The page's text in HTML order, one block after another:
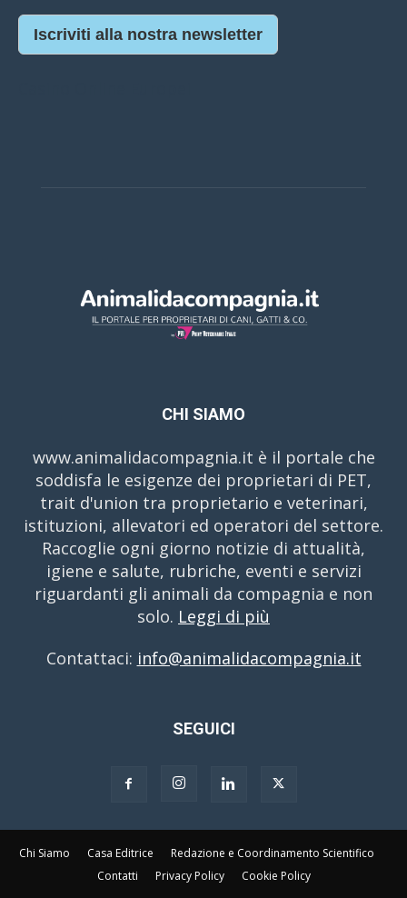
Iscriviti alla nostra newsletter
CHI SIAMO
www.animalidacompagnia.it è il portale che
soddisfa le esigenze dei proprietari di PET,
trait d'union tra proprietario e veterinari,
istituzioni, allevatori ed operatori del settore.
Raccoglie ogni giorno notizie di attualità,
igiene e salute, rubriche, eventi e servizi
riguardanti gli animali da compagnia e non
solo. Leggi di più
Contattaci: info@animalidacompagnia.it
SEGUICI
Chi Siamo Casa Editrice
Redazione e Coordinamento Scientifico
Contatti
Privacy Policy Cookie Policy